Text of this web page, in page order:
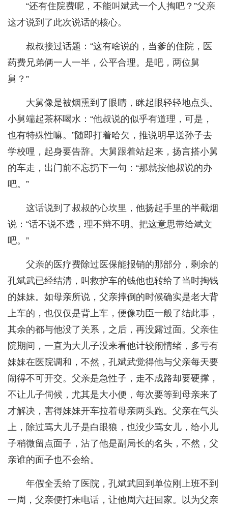
“还有住院费呢，不能叫斌武一个人掏吧？”父亲
这才说到了此次说话的核心。
叔叔接过话题：“这有啥说的，当爹的住院，医
药费兄弟俩一人一半，公平合理。是吧，两位舅
舅？”
大舅像是被烟熏到了眼睛，眯起眼轻轻地点头。
小舅端起茶杯喝水：“他叔说的似乎有道理，可是，
也有特殊性嘛。”随即打着哈欠，推说明早送孙子去
学校哩，起身要告辞。大舅跟着站起来，扬言搭小舅
的车走，出门前不忘扔下一句：“那就按他叔说的办
吧。”
这话说到了叔叔的心坎里，他扬起手里的半截烟
说：“话不说不透，理不辩不明。把这意思带给斌文
吧。”
父亲的医疗费除过医保能报销的那部分，剩余的
孔斌武已经结清，叫救护车的钱他也转给了当时掏钱
的妹妹。如母亲所说，父亲摔倒的时候确实是老大背
上车的，也仅仅是背上车，便像功臣一般了结此事，
其余的都与他没了关系，之后，再没露过面。父亲住
院期间，一直为大儿子没来看他计较闹情绪，多亏有
妹妹在医院调和，不然，孔斌武觉得他与父亲每天要
闹得不可开交。父亲是急性子，走不成路却要硬撑，
不让儿子伺候，尤其是大小便，每次要等到母亲来了
才解决，害得妹妹开车拉着母亲两头跑。父亲在气头
上，除过骂大儿子是白眼狼，也没少骂女儿，给小儿
子稍微留点面子，沾了他是副局长的名头，不然，父
亲谁的面子也不会给。
年假全丢给了医院，孔斌武回到单位刚上班不到
一周，父亲便打来电话，让他周六赶回家。以为父亲